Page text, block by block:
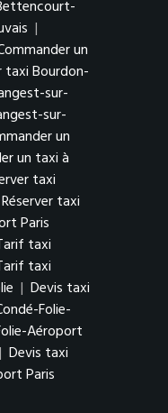
|
un
taxi Bourdon-
sur-
sur-
un
un taxi à
taxi
Réserver taxi
Paris
taxi
taxi
| Devis taxi
Folie-
Aéroport
| Devis taxi
Paris